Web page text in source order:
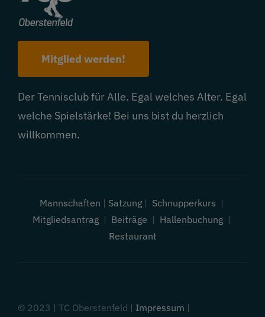
Mitglied werden!
Der Tennisclub für Alle. Egal welches Alter. Egal
welche Spielstärke! Bei uns bist du herzlich
willkommen.
Mannschaften | Satzung| Schnupperkurs |
Mitgliedsantrag| Beiträge | Hallenbuchung|
Restaurant
© 2023 | TC Oberstenfeld | Impressum |